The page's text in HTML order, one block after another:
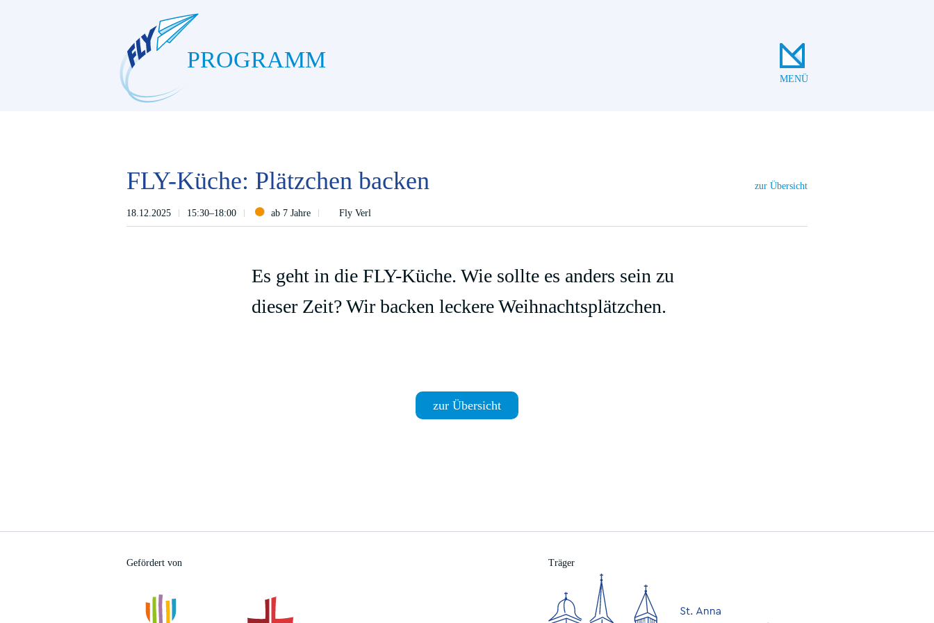
PROGRAMM
MENÜ
FLY-Küche: Plätzchen backen zur Übersicht
18.12.2025 15:30–18:00 ab 7 Jahre Fly Verl
Es geht in die FLY-Küche. Wie sollte es anders sein zu
dieser Zeit? Wir backen leckere Weihnachtsplätzchen.
zur Übersicht
Gefördert von Träger